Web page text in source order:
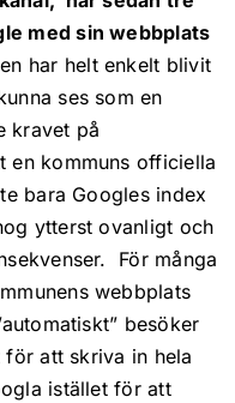
med sin webbplats
har helt enkelt blivit
ses som en
kravet på
en kommuns officiella
bara Googles index
ytterst ovanligt och
För många
webbplats
besöker
att skriva in hela
istället för att